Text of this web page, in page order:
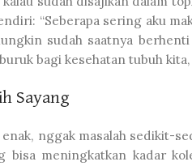
“Seberapa sering aku
sudah saatnya
bagi kesehatan tubuh
Sayang
nggak masalah sedikit-
bisa meningkatkan kadar